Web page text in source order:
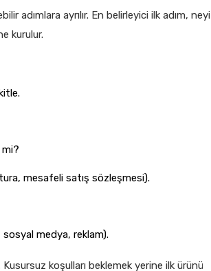
adımlara ayrılır. En belirleyici ilk adım, neyi
kurulur.
mi?
mesafeli satış sözleşmesi).
sosyal medya, reklam).
koşulları beklemek yerine ilk ürünü